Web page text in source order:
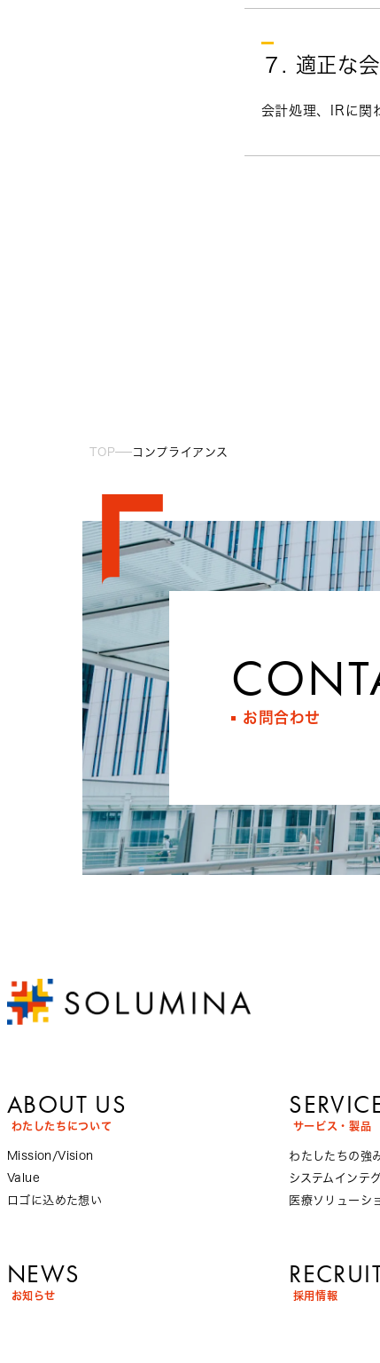
７. 適正な
会計処理、IRに関
TOP コンプライアンス
お問合わせ
ABOUT US
わたしたちについて
Mission/Vision
Value
ロゴに込めた想い
サービス・製品
わたしたちの強
システムインテ
医療ソリューシ
NEWS
お知らせ 採用情報